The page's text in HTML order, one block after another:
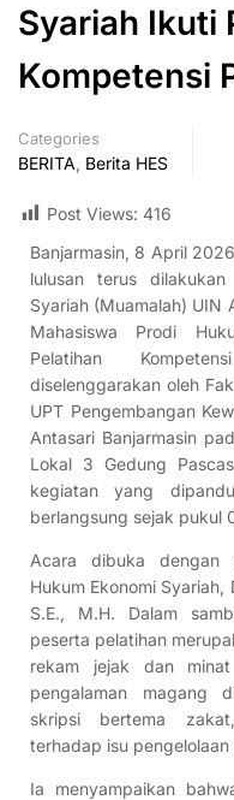
Syariah Ikuti
Kompetensi
Categories
BERITA, Berita HES
Post Views: 416
Banjarmasin, 8 April
lulusan terus
Syariah (Muamalah) UIN
Mahasiswa Prodi
Pelatihan
diselenggarakan oleh
UPT Pengembangan
Antasari Banjarmasin
Lokal 3 Gedung
kegiatan yang
berlangsung sejak pukul
Acara dibuka dengan
Hukum Ekonomi
S.E., M.H. Dalam
peserta pelatihan
rekam jejak dan
pengalaman magang
skripsi bertema
terhadap isu pengelolaan
Ia menyampaikan